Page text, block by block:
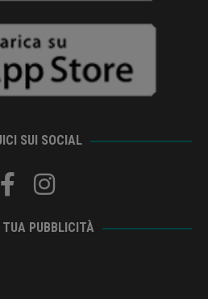
SUI SOCIAL
TUA PUBBLICITÀ